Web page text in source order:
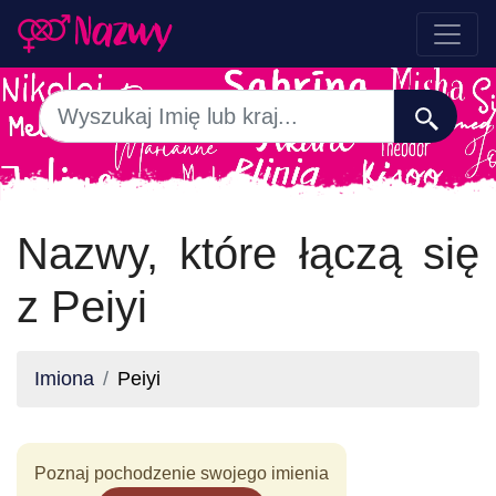
Nazwy, które łączą się
z Peiyi
Imiona Peiyi
Poznaj pochodzenie swojego imienia